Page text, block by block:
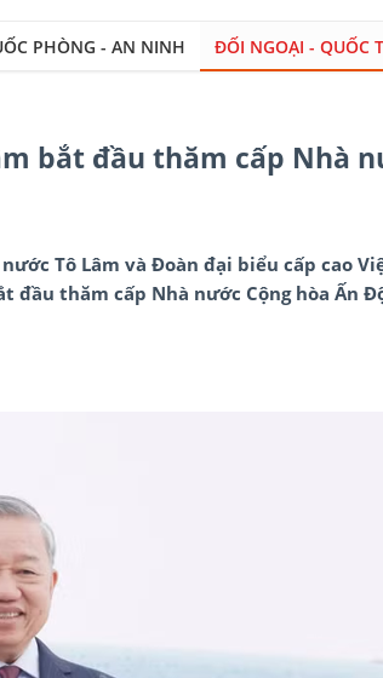
PHÒNG - AN NINH ĐỐI NGOẠI - QUỐC
bắt đầu thăm cấp Nhà
Tô Lâm và Đoàn đại biểu cấp cao
đầu thăm cấp Nhà nước Cộng hòa Ấn